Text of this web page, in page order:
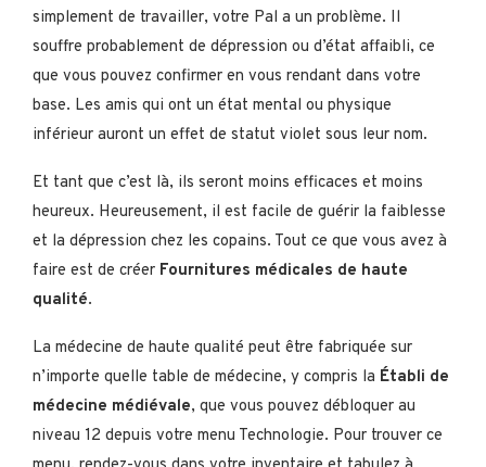
simplement de travailler, votre Pal a un problème. Il
souffre probablement de dépression ou d’état affaibli, ce
que vous pouvez confirmer en vous rendant dans votre
base. Les amis qui ont un état mental ou physique
inférieur auront un effet de statut violet sous leur nom.
Et tant que c’est là, ils seront moins efficaces et moins
heureux. Heureusement, il est facile de guérir la faiblesse
et la dépression chez les copains. Tout ce que vous avez à
faire est de créer Fournitures médicales de haute
qualité.
La médecine de haute qualité peut être fabriquée sur
n’importe quelle table de médecine, y compris la Établi de
médecine médiévale, que vous pouvez débloquer au
niveau 12 depuis votre menu Technologie. Pour trouver ce